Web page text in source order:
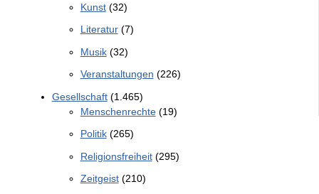
Kunst(32)
Literatur(7)
Musik(32)
Veranstaltungen (226)
Gesellschaft(1.465)
Menschenrechte(19)
Politik(265)
Religionsfreiheit(295)
Zeitgeist(210)